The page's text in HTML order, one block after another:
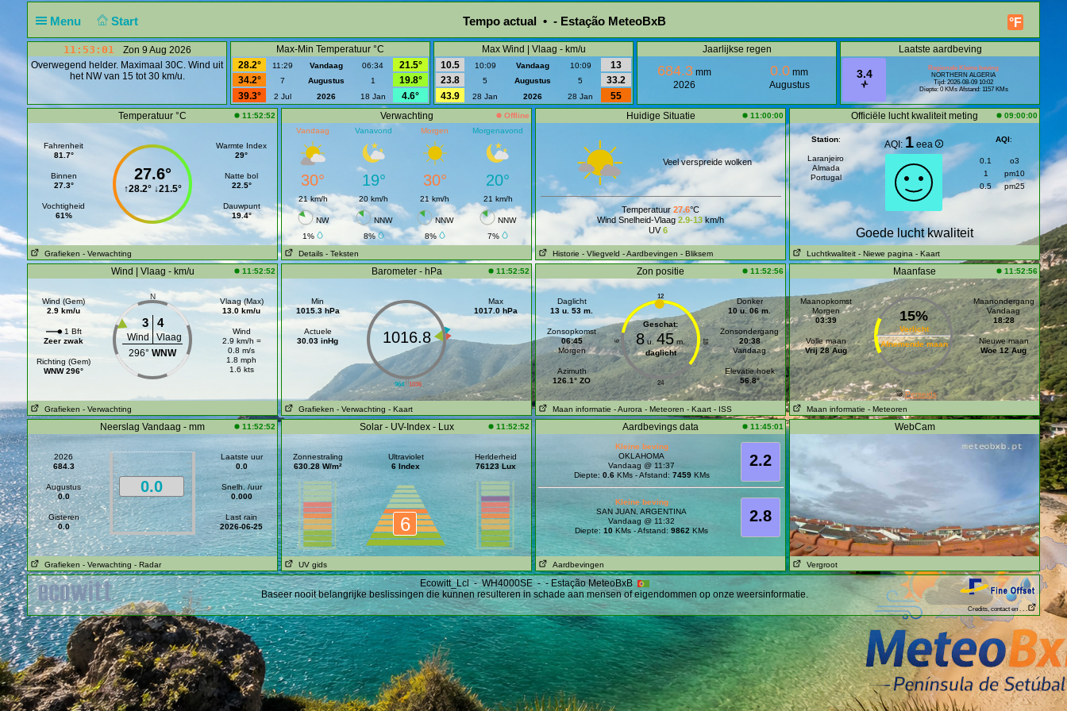
Menu Start °F
Tempo actual • - Estação MeteoBxB
11:53:02
Zon 9 Aug 2026
Overwegend helder. Maximaal 30C. Wind uit
het NW van 15 tot 30 km/u.
Max-Min Temperatuur °C
28.2°
11:29 Vandaag 06:34
21.5°
34.2°
7 Augustus 1
19.8°
39.3°
2 Jul 2026 18 Jan 4.6°
Max Wind | Vlaag - km/u
10.5
10:09 Vandaag 10:09
13
23.8
5 Augustus 5
33.2
43.9
28 Jan 2026 28 Jan 55
Jaarlijkse regen
684.3 mm
2026
0.0 mm
Augustus
Laatste aardbeving
3.4
Regionale Kleine beving
NORTHERN ALGERIA
Tijd: 2026-08-09 10:02
Diepte: 0 KMs Afstand: 1157 KMs
Temperatuur °C 11:52:52
Fahrenheit
81.7°
Binnen
27.3°
Vochtigheid
61%
27.6°
↑28.2°↓21.5°
Warmte Index
29°
Natte bol
22.5°
Dauwpunt
19.4°
Grafieken - Verwachting
Verwachting
Offline
Vandaag
Vanavond Morgen Morgenavond
30° 19° 30° 20°
21 km/h 20 km/h 21 km/h 21 km/h
NW NNW NNW
NNW
1%
8% 8%
7%
Details - Teksten
Huidige Situatie 11:00:00
Veel verspreide wolken
Temperatuur 27.6°C
Wind Snelheid-Vlaag 2.9-13 km/h
UV6
Historie - Vliegveld - Aardbevingen - Bliksem
Officiële lucht kwaliteit meting 09:00:00
Station:
Laranjeiro
Almada
Portugal
AQI: 1 eea AQI:
0.1
o3
1
pm10
0.5
pm25
Goede lucht kwaliteit
Luchtkwaliteit - Niewe pagina - Kaart
Wind | Vlaag - km/u 11:52:52
Wind (Gem)
2.9 km/u
1 Bft
Zeer zwak
Richting (Gem)
WNW 296°
N
3 4
Wind Vlaag
296° WNW
Vlaag (Max)
13.0 km/u
Wind
2.9 km/h =
0.8 m/s
1.8 mph
1.6 kts
Grafieken - Verwachting
Barometer - hPa 11:52:52
Min
1015.3 hPa
Actuele
30.03 inHg
||
964 1036
1016.8
Max
1017.0 hPa
Grafieken - Verwachting - Kaart
Zon positie 11:52:56
Daglicht
13 u. 53 m.
Zonsopkomst
06:45
Morgen
Azimuth
126.1° ZO
12
24
6 18
Geschat:
8u. 45m.
daglicht
Donker
10 u. 06 m.
Zonsondergang
20:38
Vandaag
Elevatie hoek
56.8°
Maan informatie - Aurora - Meteoren - Kaart - ISS
Maanfase 11:52:56
Maanopkomst
Morgen
03:39
Volle maan
Vrij 28 Aug
15%
Verlicht
Afnemende maan
Maanondergang
Vandaag
18:28
Nieuwe maan
Woe 12 Aug
Perseids
Maan informatie - Meteoren
Neerslag Vandaag - mm 11:52:52
2026
684.3
Augustus
0.0
Gisteren
0.0
0.0
Laatste uur
0.0
Snelh. /uur
0.000
Last rain
2026-06-25
Grafieken - Verwachting - Radar
Solar - UV-Index - Lux 11:52:52
Zonnestraling
630.28 W/m²
Ultraviolet
6 Index
6
Herlderheid
76123 Lux
UV gids
Aardbevings data 11:45:01
2.2
Kleine beving
OKLAHOMA
Vandaag @ 11:37
Diepte: 0.6KMs - Afstand: 7459KMs
2.8
Kleine beving
SAN JUAN, ARGENTINA
Vandaag @ 11:32
Diepte: 10 KMs - Afstand: 9862 KMs
Aardbevingen
WebCam
Vergroot
Ecowitt_Lcl - WH4000SE - - Estação MeteoBxB
Baseer nooit belangrijke beslissingen die kunnen resulteren in schade aan mensen of eigendommen op onze weersinformatie.
Credits, contact en . . .